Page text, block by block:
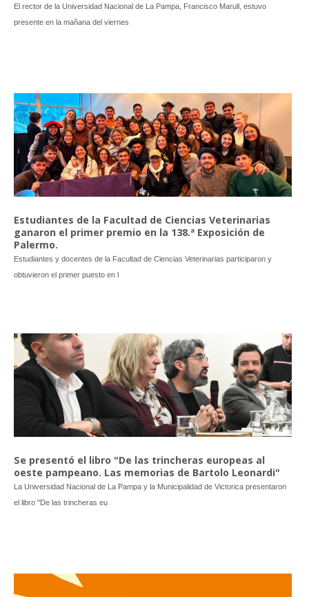
El rector de la Universidad Nacional de La Pampa, Francisco Marull, estuvo
presente en la mañana del viernes
Estudiantes de la Facultad de Ciencias Veterinarias
ganaron el primer premio en la 138.ª Exposición de
Palermo.
Estudiantes y docentes de la Facultad de Ciencias Veterinarias participaron y
obtuvieron el primer puesto en l
Se presentó el libro "De las trincheras europeas al
oeste pampeano. Las memorias de Bartolo Leonardi"
La Universidad Nacional de La Pampa y la Municipalidad de Victorica presentaron
el libro "De las trincheras eu